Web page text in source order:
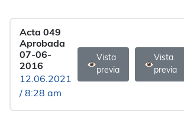
Acta 049
Aprobada
07-06-
2016
12.06.2021
/ 8:28 am
Vista
previa
Vista
previa